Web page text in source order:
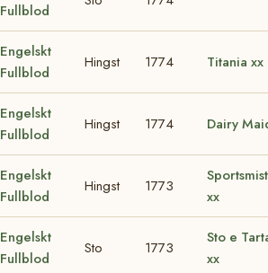
Fullblod
Engelskt
Fullblod
Hingst 1774 Titania xx
Engelskt
Fullblod
Hingst 1774 Dairy
Engelskt
Fullblod
Hingst 1773
xx
Engelskt
Fullblod
Sto 1773
Sto e
xx